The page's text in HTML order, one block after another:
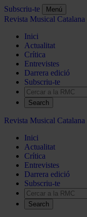
Subscriu-te Menú
Revista Musical Catalana
Inici
Actualitat
Crítica
Entrevistes
Darrera edició
Subscriu-te
Search
Revista Musical Catalana
Inici
Actualitat
Crítica
Entrevistes
Darrera edició
Subscriu-te
Search